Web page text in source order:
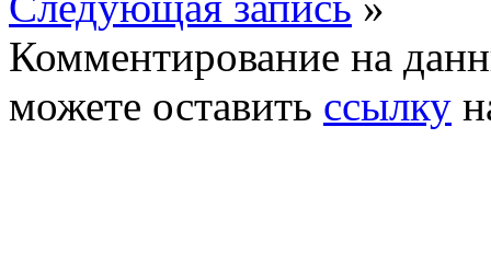
Комментирование на
можете оставить ссылку